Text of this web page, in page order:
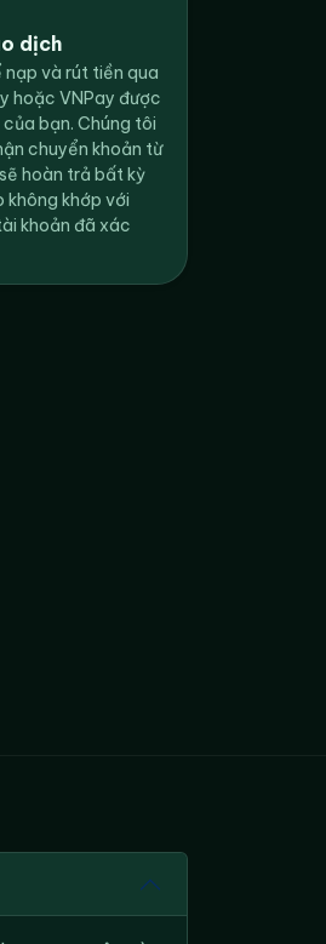
dịch
và rút tiền qua
hoặc VNPay được
bạn. Chúng tôi
chuyển khoản từ
hoàn trả bất kỳ
không khớp với
khoản đã xác